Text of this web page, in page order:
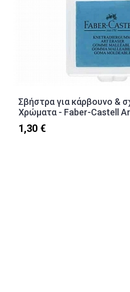
Σβήστρα για κάρβουνο &
Χρώματα - Faber-Castell
1,30 €